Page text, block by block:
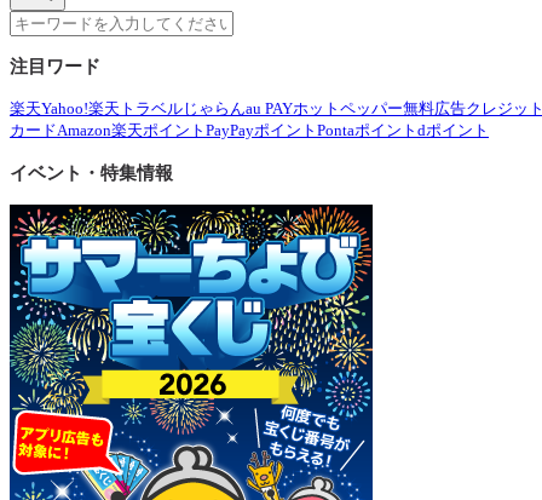
注目ワード
楽天Yahoo!楽天トラベル じゃらんau PAYホットペッパー無料広告クレジッ
カードAmazon楽天ポイント PayPayポイント Pontaポイント dポイント
イベント・特集情報